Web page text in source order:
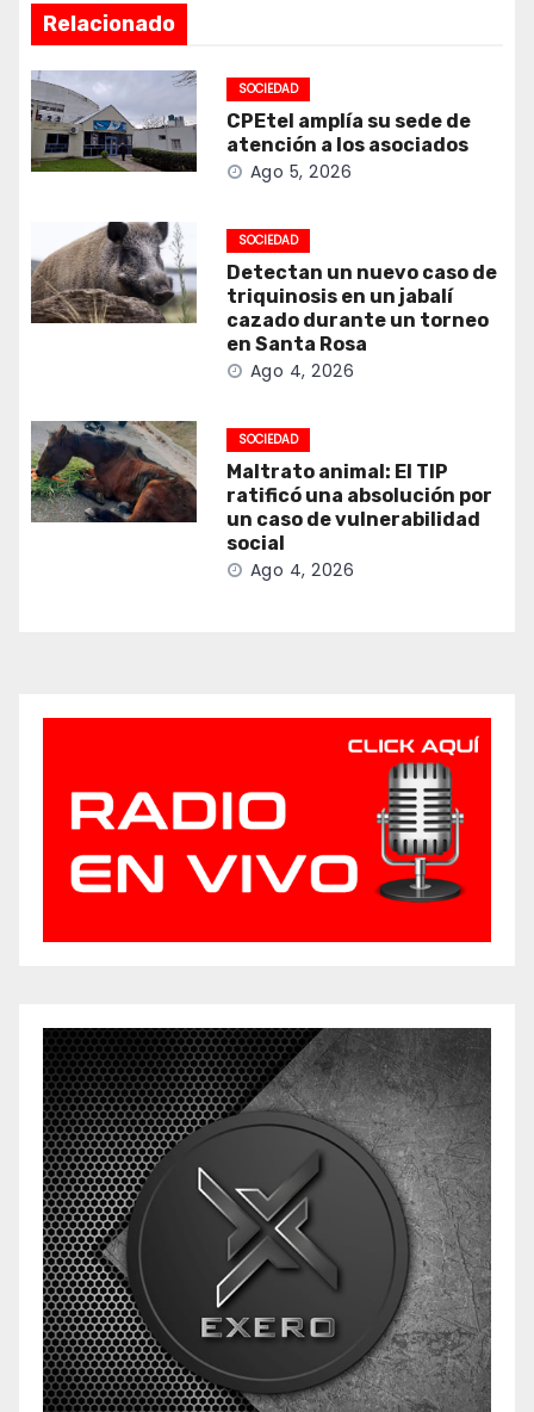
Relacionado
SOCIEDAD
CPEtel amplía su sede de
atención a los asociados
Ago 5, 2026
SOCIEDAD
Detectan un nuevo caso de
triquinosis en un jabalí
cazado durante un torneo
en Santa Rosa
Ago 4, 2026
SOCIEDAD
Maltrato animal: El TIP
ratificó una absolución por
un caso de vulnerabilidad
social
Ago 4, 2026